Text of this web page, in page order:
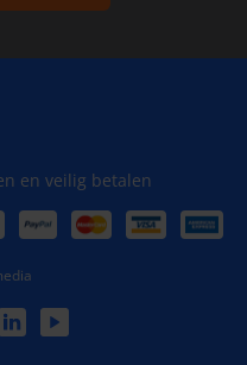
en veilig betalen